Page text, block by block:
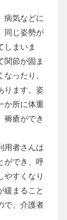
病気などに
同じ姿勢が
しまいま
関節が固ま
ったり、
ります。姿
か所に体重
褥瘡ができ
用者さんは
ができ、呼
やすくなり
緩まること
で、介護者